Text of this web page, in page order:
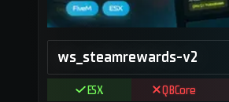
ws_steamrewards-v2
ESX QBCore